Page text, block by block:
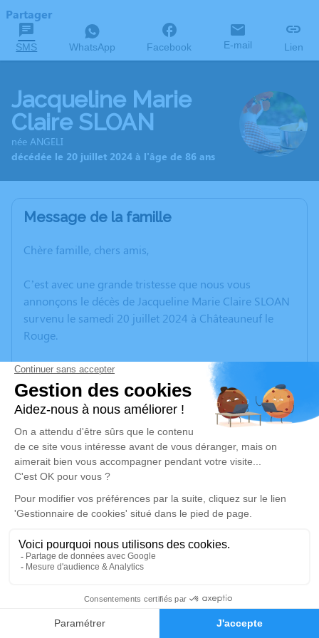
Faire-part Hommages
Partager
SMS WhatsApp Facebook E-mail Lien
Jacqueline Marie
Claire SLOAN
née ANGELI
décédée le 20 juillet 2024 à l'âge de 86 ans
Message de la famille
Chère famille, chers amis,
C’est avec une grande tristesse que nous vous
annonçons le décès de Jacqueline Marie Claire SLOAN
survenu le samedi 20 juillet 2024 à Châteauneuf le
Rouge.
Nous vous invitons à utiliser cet espace pour laisser
vos condoléances, partager des photos souvenirs, une
anecdote ou exprimer vos pensées à travers des
poèmes ou des textes. Cet endroit est un lieu
d'expression dédié à honorer la mémoire de Jacqueline
Marie Claire SLOAN.
disponible ici .
Je rends hommage
jeudi 25 juillet 2024 à 09h00
Eglise Saint Jean de Malte d'Aix-en-Provence